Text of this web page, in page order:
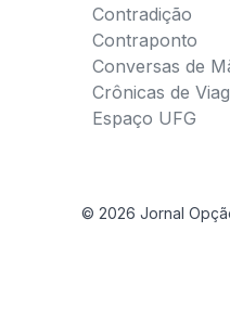
Contradição
Contraponto
Conversas de
Crônicas de
Espaço UFG
© 2026 Jornal